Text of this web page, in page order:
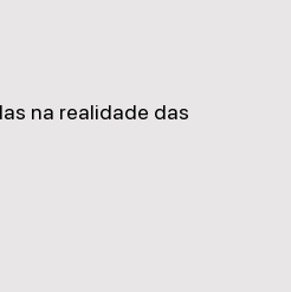
na realidade das